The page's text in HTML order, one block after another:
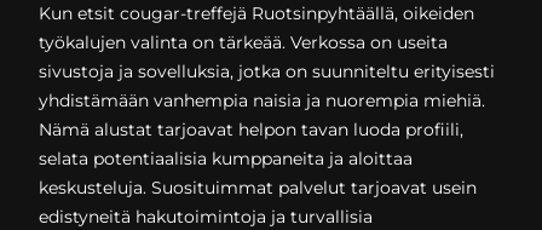
Kun etsit cougar-treffejä Ruotsinpyhtäällä, oikeiden
työkalujen valinta on tärkeää. Verkossa on useita
sivustoja ja sovelluksia, jotka on suunniteltu erityisesti
yhdistämään vanhempia naisia ja nuorempia miehiä.
Nämä alustat tarjoavat helpon tavan luoda profiili,
selata potentiaalisia kumppaneita ja aloittaa
keskusteluja. Suosituimmat palvelut tarjoavat usein
edistyneitä hakutoimintoja ja turvallisia